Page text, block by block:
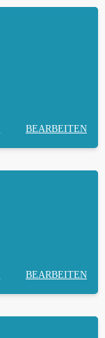
BEARBEITEN
BEARBEITEN